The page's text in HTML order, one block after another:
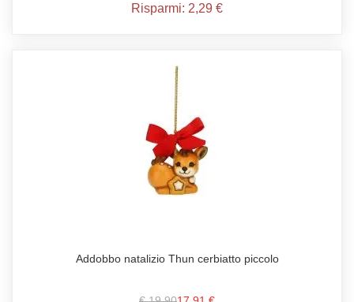
Risparmi: 2,29 €
Addobbo natalizio Thun cerbiatto piccolo